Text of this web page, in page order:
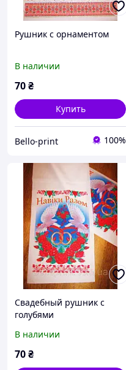
Рушник с орнаментом
В наличии
70₴
Купить
Bello-print 100%
Свадебный рушник с
голубями
В наличии
70₴